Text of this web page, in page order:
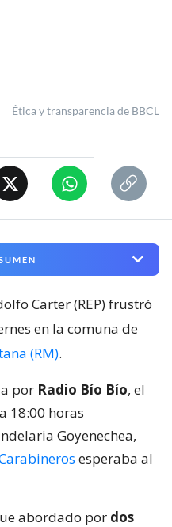
Ética y transparencia de BBCL
Carter (REP) frustró
en la comuna de
(RM).
por Radio Bío Bío, el
18:00 horas
Goyenechea,
esperaba al
abordado por dos